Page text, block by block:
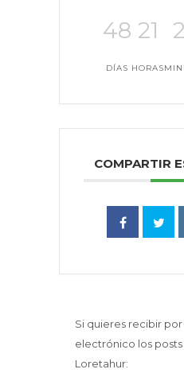
48
DÍAS
21
HORAS
COMPARTIR
Si quieres recibir
electrónico los
Loretahur: